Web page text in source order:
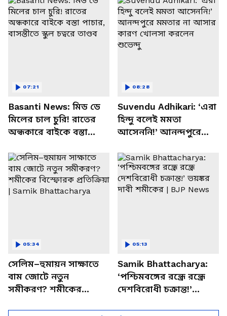
Basanti News: মিড ডে
মিলের চাল চুরি! রাতের
অন্ধকারে বাইকে বস্তা
চত্বরে তাণ্ডব
07:21
Suvendu Adhikari: ‘এরা
হিন্দু বলেই মমতা
আসেননি!’ আনন্দপুরে
খোলসা করলেন শুভেন্দু
08:28
সেলিম–হুমায়ন সাক্ষাতে
বাম জোটে নতুন
সমীকরণ? শমীকের
05:34
Samik Bhattacharya:
‘পশ্চিমবঙ্গের রন্ধ্রে রন্ধ্রে
দেশবিরোধী চক্রান্ত!’
05:13